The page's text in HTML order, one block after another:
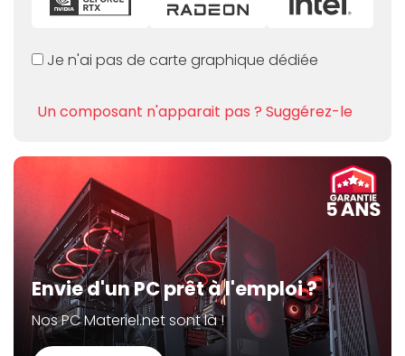
Je n'ai pas de carte graphique dédiée
Un composant n'apparait pas ? Suggérez-le
Envie d'un PC prêt à l'emploi ?
Nos PC Materiel.net sont là !